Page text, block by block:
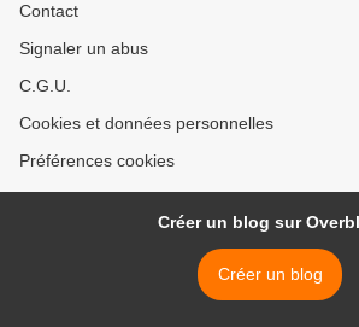
Contact
Signaler un abus
C.G.U.
Cookies et données personnelles
Préférences cookies
Créer un blog sur
Créer un blog